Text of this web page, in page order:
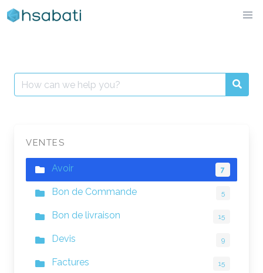
Skip
to
Search
for:
VENTES
Avoir 7
Bon de Commande 5
Bon de livraison 15
Devis 9
Factures 15